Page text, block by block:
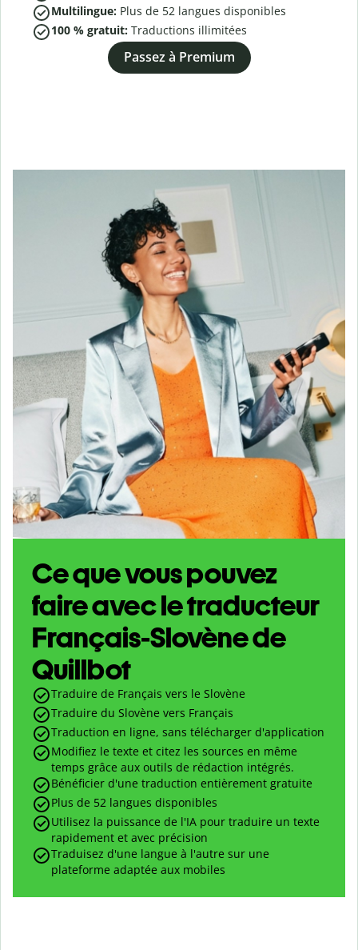
Multilingue: Plus de 52 langues disponibles
100 % gratuit: Traductions illimitées
Passez à Premium
Ce que vous pouvez
faire avec le traducteur
Français-Slovène de
Quillbot
Traduire de Français vers le Slovène
Traduire du Slovène vers Français
Traduction en ligne, sans télécharger d'application
Modifiez le texte et citez les sources en même
temps grâce aux outils de rédaction intégrés.
Bénéficier d'une traduction entièrement gratuite
Plus de 52 langues disponibles
Utilisez la puissance de l'IA pour traduire un texte
rapidement et avec précision
Traduisez d'une langue à l'autre sur une
plateforme adaptée aux mobiles